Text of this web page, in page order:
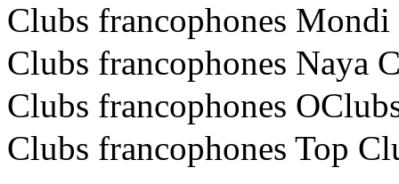
Clubs francophones
Clubs francophones Naya
Clubs francophones
Clubs francophones Top